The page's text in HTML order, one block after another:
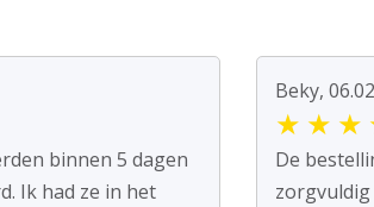
binnen 5 dagen
Ik had ze in het
Beky,
★ ★ ★
De